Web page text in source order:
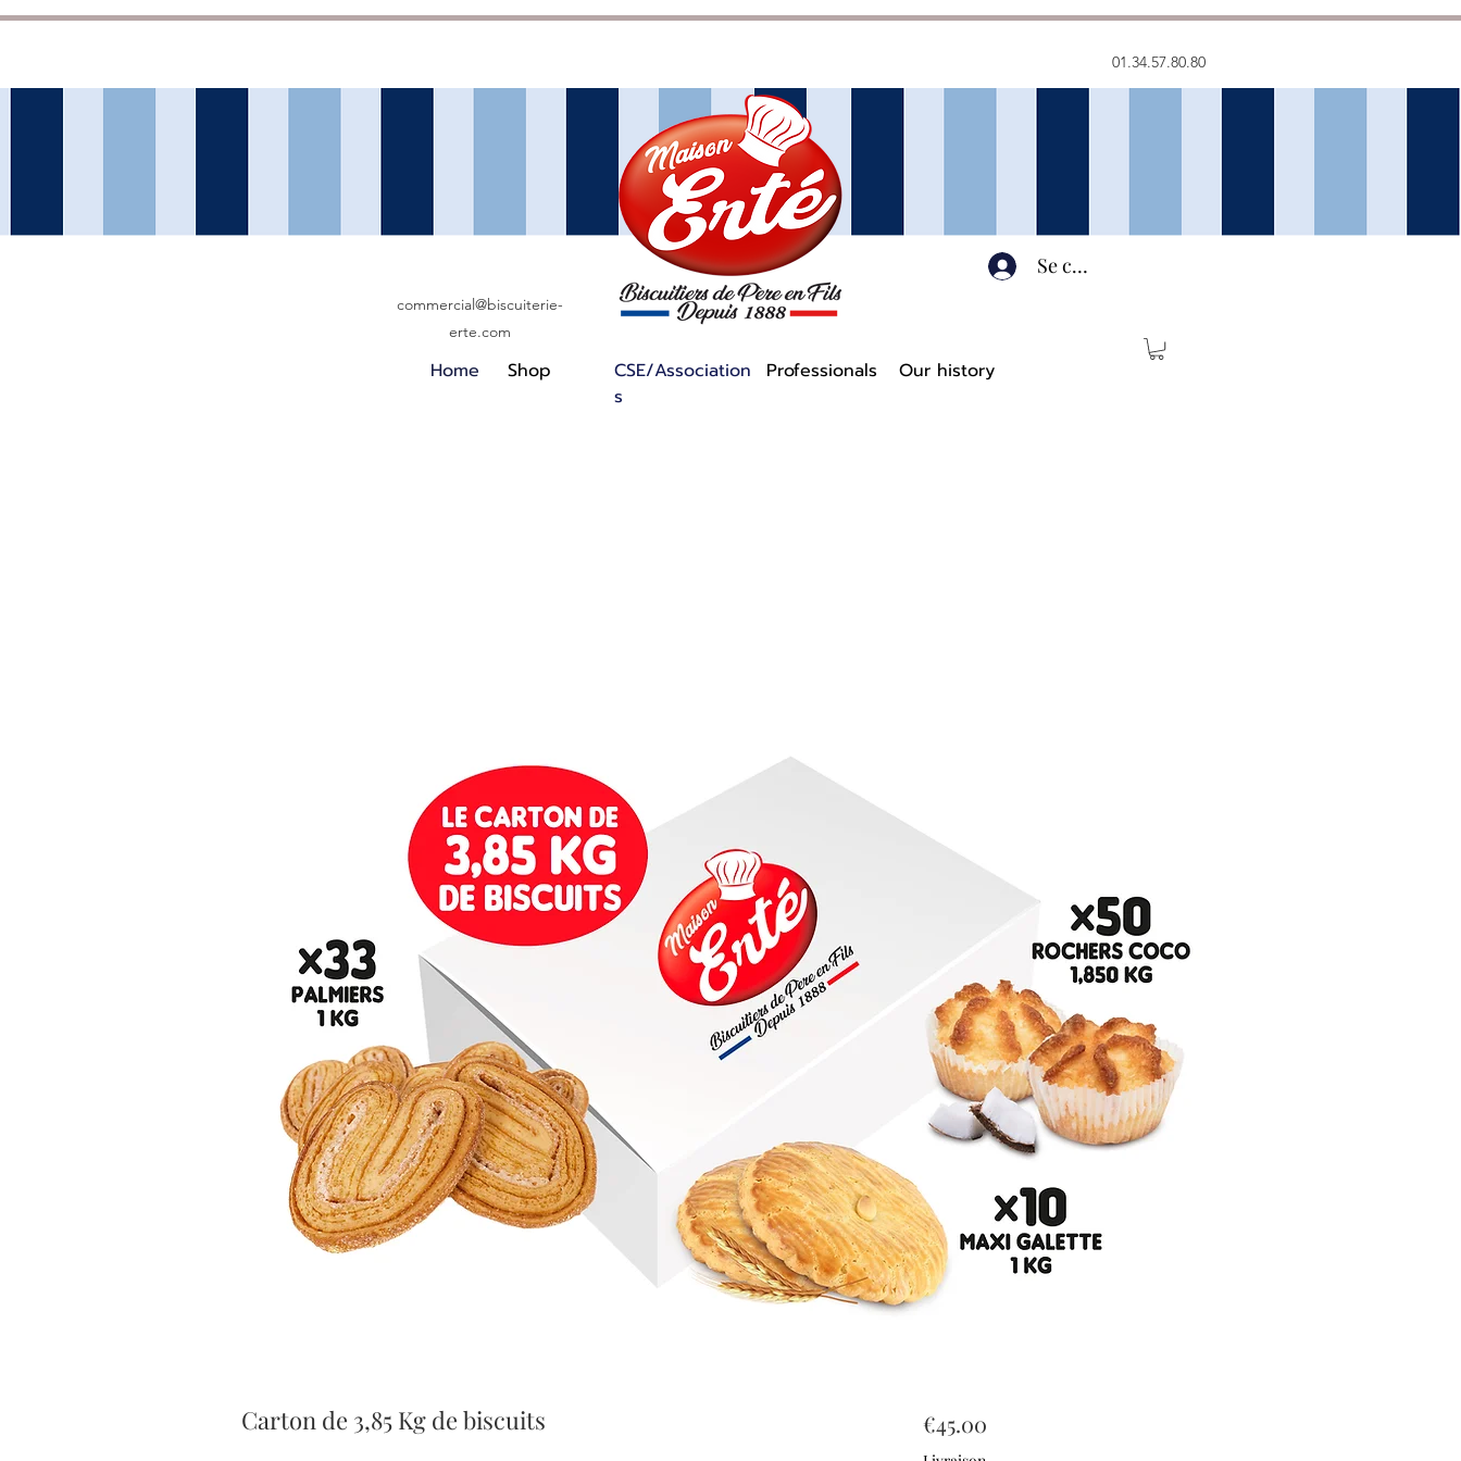
01.34.57.80.80
Se connecter
Home Shop
CSE/Association
s
Professionals Our history
Carton de 3,85 Kg de biscuits €45.00Price
commercial@biscuiterie-
erte.com